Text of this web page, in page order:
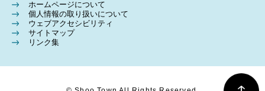
ホームページについて
個人情報の取り扱いについて
ウェブアクセシビリティ
サイトマップ
リンク集